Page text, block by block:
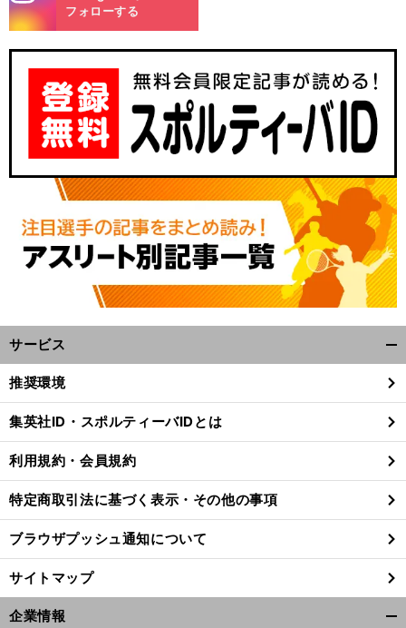
m
フォローする
サービス
閉
る
推奨環境
集英社ID・スポルティーバIDとは
利用規約・会員規約
特定商取引法に基づく表示・その他の事項
ブラウザプッシュ通知について
サイトマップ
企業情報